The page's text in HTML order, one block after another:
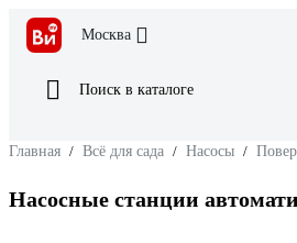
Москва
Поиск в каталоге
Главная / Всё для сада / Насосы /
Насосные станции